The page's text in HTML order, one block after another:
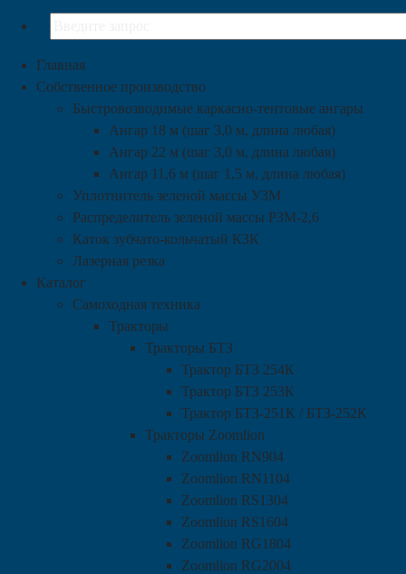
Главная
Собственное производство
Быстровозводимые каркасно-тентовые ангары
Ангар 18 м (шаг 3,0 м, длина любая)
Ангар 22 м (шаг 3,0 м, длина любая)
Ангар 11,6 м (шаг 1,5 м, длина любая)
Уплотнитель зеленой массы УЗМ
Распределитель зеленой массы РЗМ-2,6
Каток зубчато-кольчатый КЗК
Лазерная резка
Каталог
Самоходная техника
Тракторы
Тракторы БТЗ
Трактор БТЗ 254К
Трактор БТЗ 253К
Трактор БТЗ-251К / БТЗ-252К
Тракторы Zoomlion
Zoomlion RN904
Zoomlion RN1104
Zoomlion RS1304
Zoomlion RS1604
Zoomlion RG1804
Zoomlion RG2004